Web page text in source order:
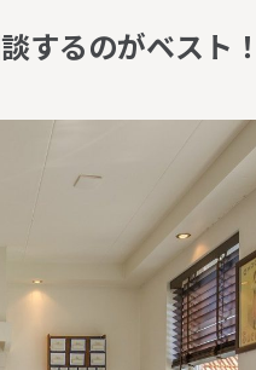
談するのがベス ト ！